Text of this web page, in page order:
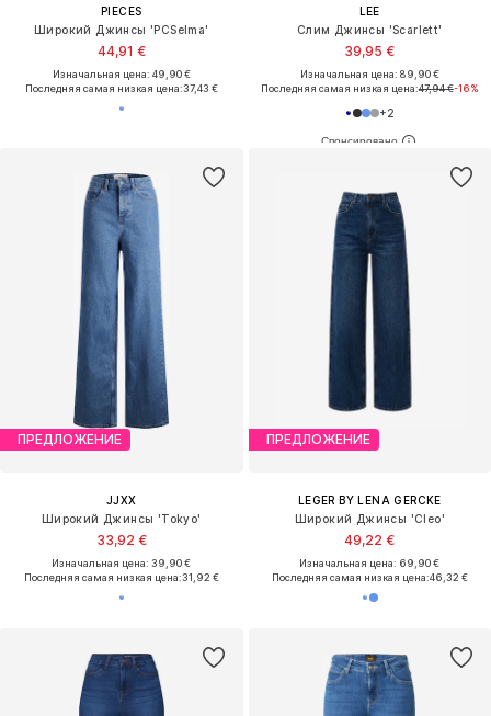
PIECES
Широкий Джинсы 'PCSelma'
44,91 €
Изначальная цена: 49,90 €
Последняя самая низкая цена:37,43 €
LEE
Слим Джинсы 'Scarlett'
39,95 €
Изначальная цена: 89,90 €
Последняя самая низкая цена:47,94 €-16%
+2
ПРЕДЛОЖЕНИЕ
JJXX
Широкий Джинсы 'Tokyo'
33,92 €
Изначальная цена: 39,90 €
Последняя самая низкая цена:31,92 €
ПРЕДЛОЖЕНИЕ
LEGER BY LENA GERCKE
Широкий Джинсы 'Cleo'
49,22 €
Изначальная цена: 69,90 €
Последняя самая низкая цена:46,32 €